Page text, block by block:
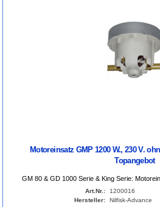
Motoreinsatz GMP 1200 W., 230 V.
Topangebot
GM 80 & GD 1000 Serie & King Serie:
Art.Nr.:
1200016
Hersteller:
Nilfisk-Advance